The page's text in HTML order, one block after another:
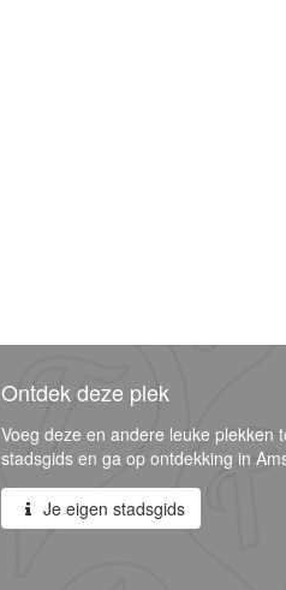
Ontdek deze plek
Voeg deze en andere leuke plekken
stadsgids en ga op ontdekking in
Je eigen stadsgids